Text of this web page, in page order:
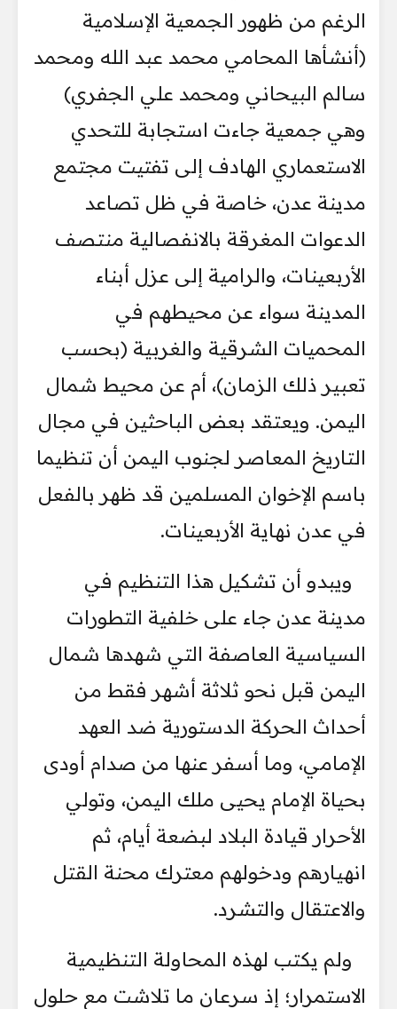
الرغم من ظهور الجمعية الإسلامية
(أنشأها المحامي محمد عبد الله ومحمد
سالم البيحاني ومحمد علي الجفري)
وهي جمعية جاءت استجابة للتحدي
الاستعماري الهادف إلى تفتيت مجتمع
مدينة عدن، خاصة في ظل تصاعد
الدعوات المغرقة بالانفصالية منتصف
الأربعينات، والرامية إلى عزل أبناء
المدينة سواء عن محيطهم في
المحميات الشرقية والغربية (بحسب
تعبير ذلك الزمان)، أم عن محيط شمال
اليمن. ويعتقد بعض الباحثين في مجال
التاريخ المعاصر لجنوب اليمن أن تنظيما
باسم الإخوان المسلمين قد ظهر بالفعل
في عدن نهاية الأربعينات.
ويبدو أن تشكيل هذا التنظيم في
مدينة عدن جاء على خلفية التطورات
السياسية العاصفة التي شهدها شمال
اليمن قبل نحو ثلاثة أشهر فقط من
أحداث الحركة الدستورية ضد العهد
الإمامي، وما أسفر عنها من صدام أودى
بحياة الإمام يحيى ملك اليمن، وتولي
الأحرار قيادة البلاد لبضعة أيام، ثم
انهيارهم ودخولهم معترك محنة القتل
والاعتقال والتشرد.
ولم يكتب لهذه المحاولة التنظيمية
الاستمرار؛ إذ سرعان ما تلاشت مع حلول